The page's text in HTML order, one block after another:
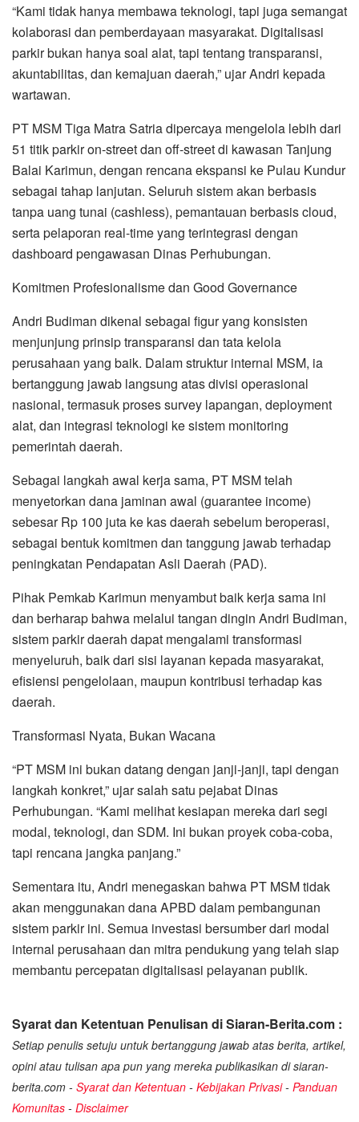
“Kami tidak hanya membawa teknologi, tapi juga semangat
kolaborasi dan pemberdayaan masyarakat. Digitalisasi
parkir bukan hanya soal alat, tapi tentang transparansi,
akuntabilitas, dan kemajuan daerah,” ujar Andri kepada
wartawan.
PT MSM Tiga Matra Satria dipercaya mengelola lebih dari
51 titik parkir on-street dan off-street di kawasan Tanjung
Balai Karimun, dengan rencana ekspansi ke Pulau Kundur
sebagai tahap lanjutan. Seluruh sistem akan berbasis
tanpa uang tunai (cashless), pemantauan berbasis cloud,
serta pelaporan real-time yang terintegrasi dengan
dashboard pengawasan Dinas Perhubungan.
Komitmen Profesionalisme dan Good Governance
Andri Budiman dikenal sebagai figur yang konsisten
menjunjung prinsip transparansi dan tata kelola
perusahaan yang baik. Dalam struktur internal MSM, ia
bertanggung jawab langsung atas divisi operasional
nasional, termasuk proses survey lapangan, deployment
alat, dan integrasi teknologi ke sistem monitoring
pemerintah daerah.
Sebagai langkah awal kerja sama, PT MSM telah
menyetorkan dana jaminan awal (guarantee income)
sebesar Rp 100 juta ke kas daerah sebelum beroperasi,
sebagai bentuk komitmen dan tanggung jawab terhadap
peningkatan Pendapatan Asli Daerah (PAD).
Pihak Pemkab Karimun menyambut baik kerja sama ini
dan berharap bahwa melalui tangan dingin Andri Budiman,
sistem parkir daerah dapat mengalami transformasi
menyeluruh, baik dari sisi layanan kepada masyarakat,
efisiensi pengelolaan, maupun kontribusi terhadap kas
daerah.
Transformasi Nyata, Bukan Wacana
“PT MSM ini bukan datang dengan janji-janji, tapi dengan
langkah konkret,” ujar salah satu pejabat Dinas
Perhubungan. “Kami melihat kesiapan mereka dari segi
modal, teknologi, dan SDM. Ini bukan proyek coba-coba,
tapi rencana jangka panjang.”
Sementara itu, Andri menegaskan bahwa PT MSM tidak
akan menggunakan dana APBD dalam pembangunan
sistem parkir ini. Semua investasi bersumber dari modal
internal perusahaan dan mitra pendukung yang telah siap
membantu percepatan digitalisasi pelayanan publik.
Syarat dan Ketentuan Penulisan di Siaran-Berita.com :
Setiap penulis setuju untuk bertanggung jawab atas berita, artikel,
opini atau tulisan apa pun yang mereka publikasikan di siaran-
berita.com - Syarat dan Ketentuan - Kebijakan Privasi- Panduan
Komunitas - Disclaimer